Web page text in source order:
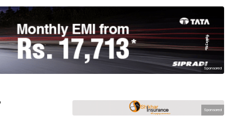
Sponsored
Sponsored